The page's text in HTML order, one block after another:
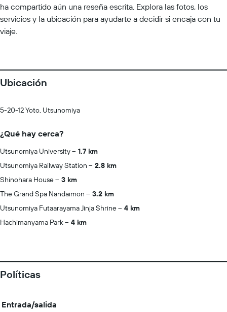
ha compartido aún una reseña escrita. Explora las fotos, los
servicios y la ubicación para ayudarte a decidir si encaja con tu
viaje.
Ubicación
5-20-12 Yoto, Utsunomiya
¿Qué hay cerca?
Utsunomiya University
1.7 km
Utsunomiya Railway Station
2.8 km
Shinohara House
3 km
The Grand Spa Nandaimon
3.2 km
Utsunomiya Futaarayama Jinja Shrine
4 km
Hachimanyama Park
4 km
Políticas
Entrada/salida